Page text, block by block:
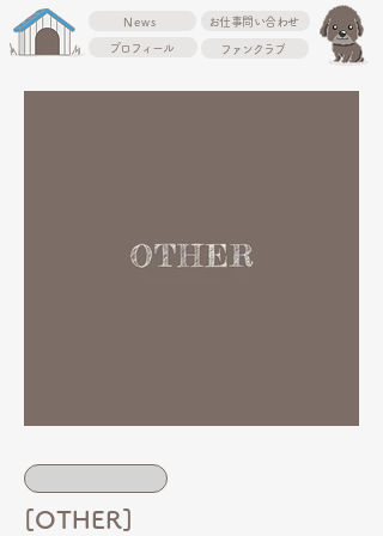
News
プロフィール
お仕事問い合わせ
ファンクラブ
[OTHER]